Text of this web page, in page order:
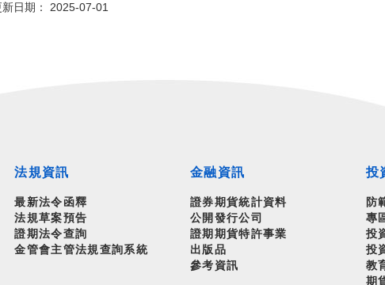
日期： 2025-07-01
法規資訊
最新法令函釋
法規草案預告
證期法令查詢
金管會主管法規查詢系統
金融資訊
證券期貨統計資料
公開發行公司
證期期貨特許事業
出版品
參考資訊
投
防
專
投
投
教
期